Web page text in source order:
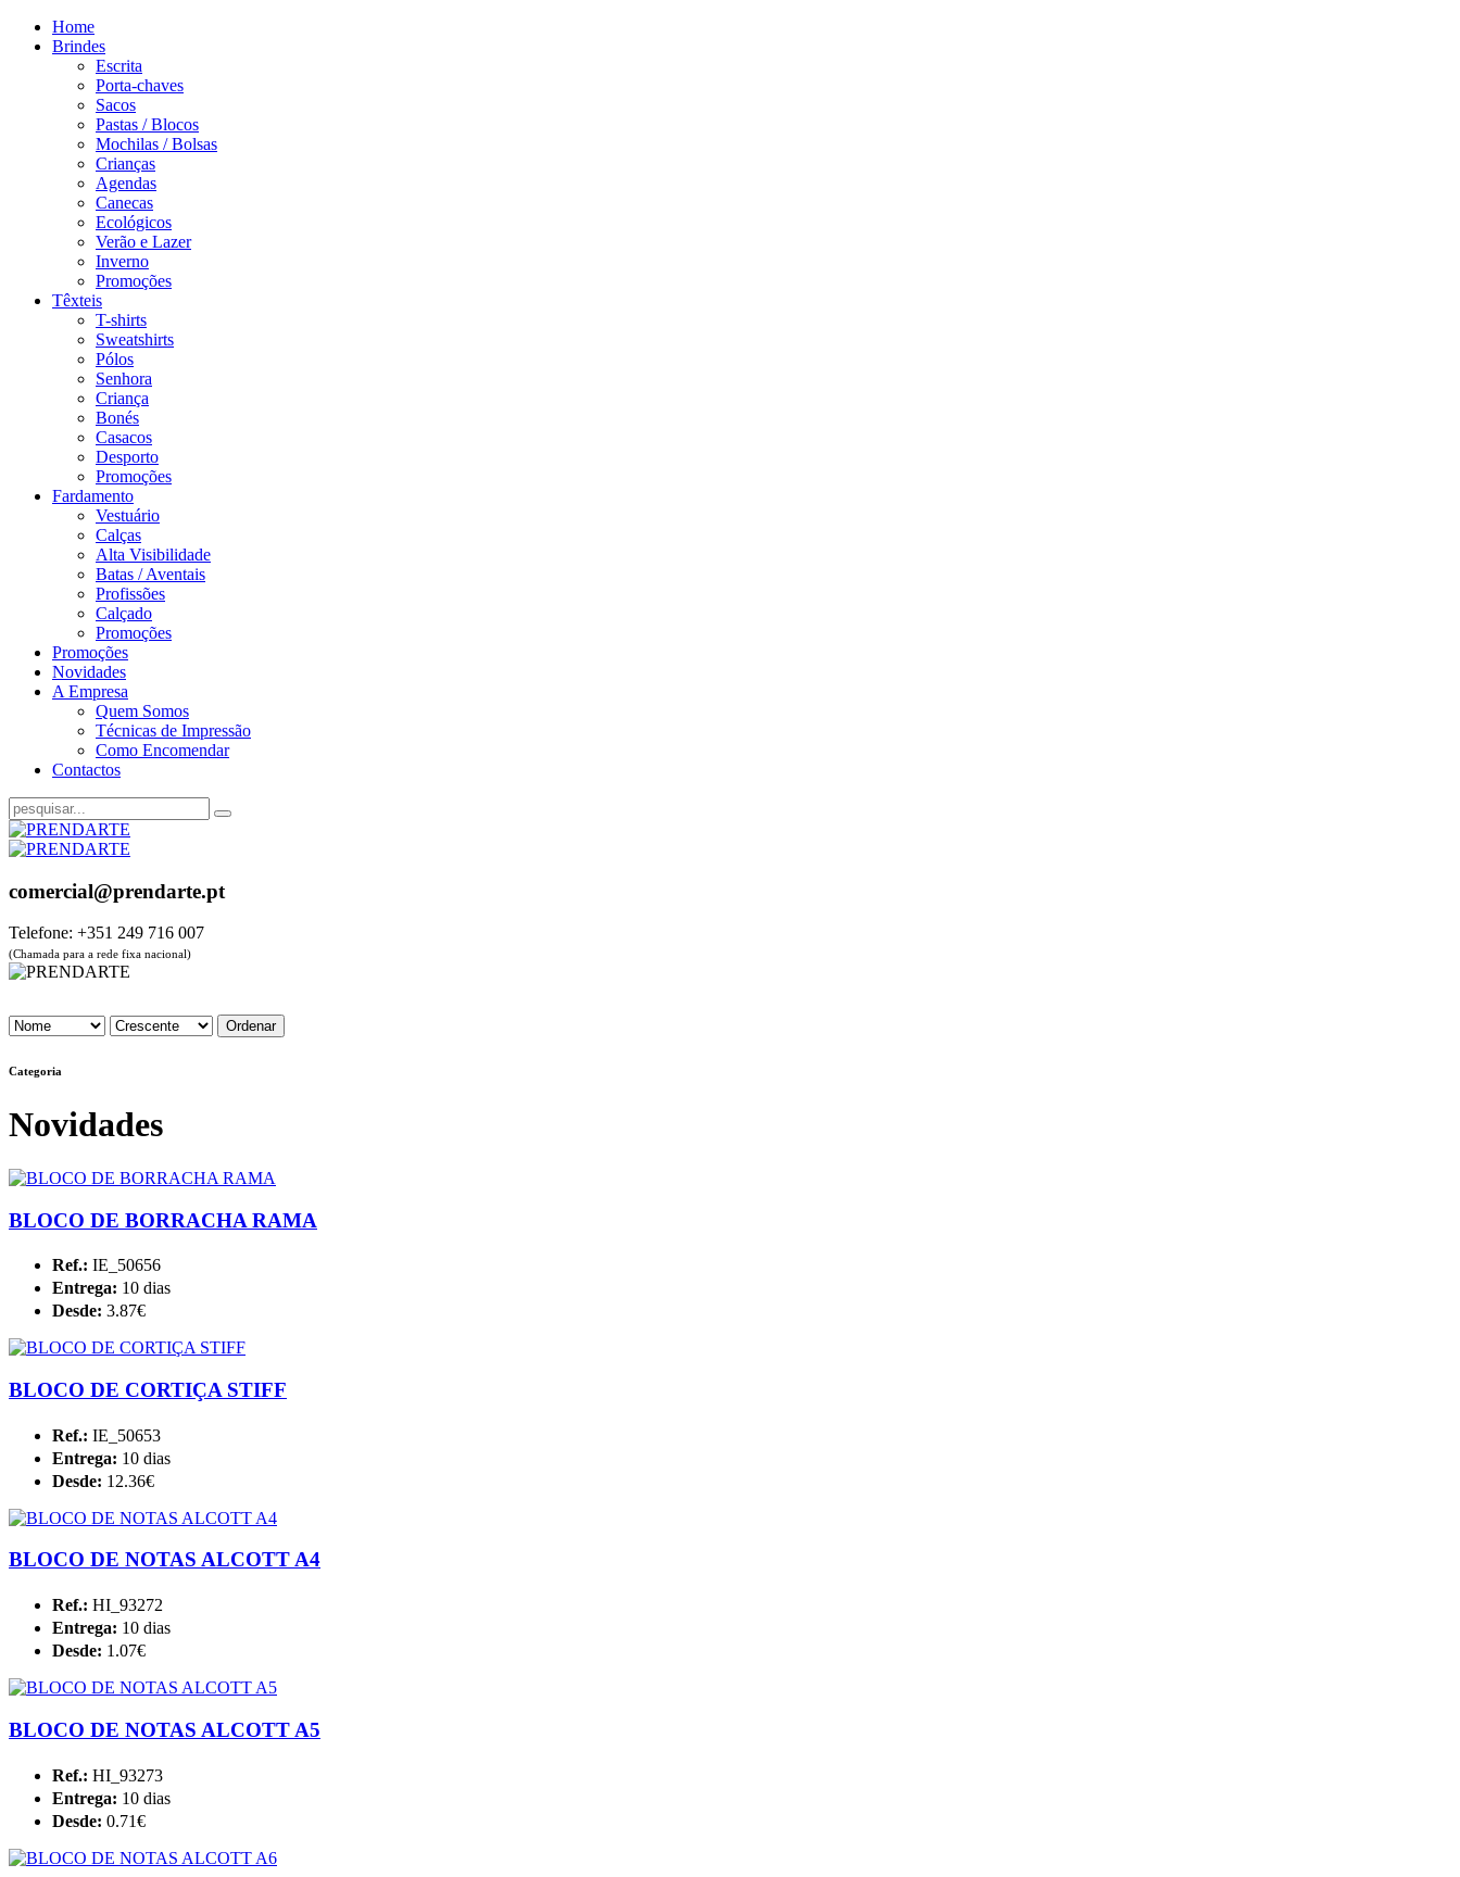
Home
Brindes
Escrita
Porta-chaves
Sacos
Pastas / Blocos
Mochilas / Bolsas
Crianças
Agendas
Canecas
Ecológicos
Verão e Lazer
Inverno
Promoções
Têxteis
T-shirts
Sweatshirts
Pólos
Senhora
Criança
Bonés
Casacos
Desporto
Promoções
Fardamento
Vestuário
Calças
Alta Visibilidade
Batas / Aventais
Profissões
Calçado
Promoções
Promoções
Novidades
A Empresa
Quem Somos
Técnicas de Impressão
Como Encomendar
Contactos
comercial@prendarte.pt
Telefone: +351 249 716 007
(Chamada para a rede fixa nacional)
Categoria
Novidades
BLOCO DE BORRACHA RAMA
Ref.: IE_50656
Entrega: 10 dias
Desde: 3.87€
BLOCO DE CORTIÇA STIFF
Ref.: IE_50653
Entrega: 10 dias
Desde: 12.36€
BLOCO DE NOTAS ALCOTT A4
Ref.: HI_93272
Entrega: 10 dias
Desde: 1.07€
BLOCO DE NOTAS ALCOTT A5
Ref.: HI_93273
Entrega: 10 dias
Desde: 0.71€